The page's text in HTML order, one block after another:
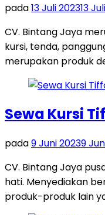
pada13 Juli 202313
CV. Bintang Jaya
kursi, tenda,
merupakan produk
Sewa Kursi
pada9 Juni 20239
CV. Bintang Jaya
hati. Menyediakan
produk-produk lain